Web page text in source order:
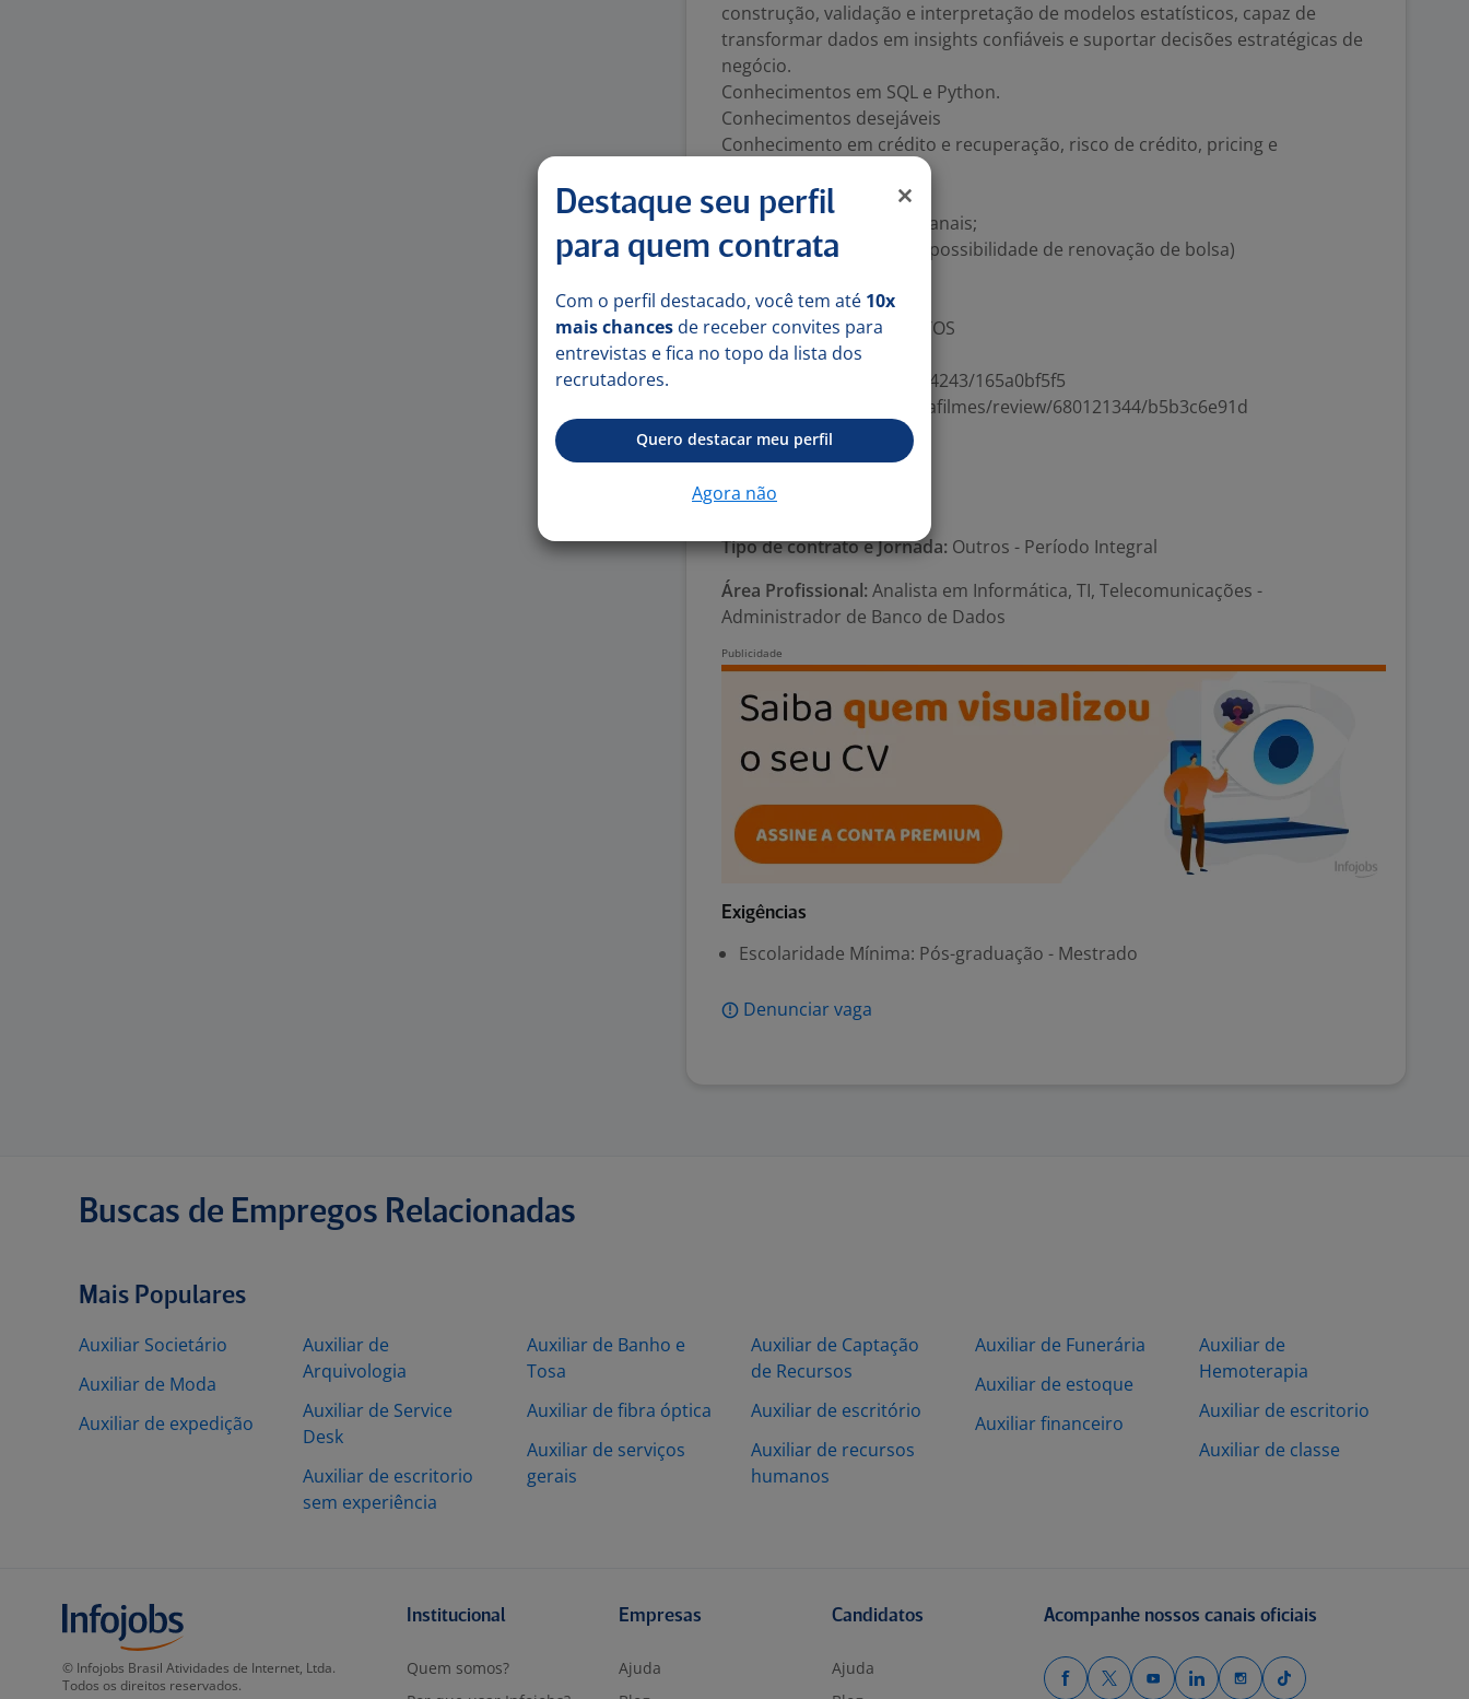
construção, validação e interpretação de modelos estatísticos, capaz de
transformar dados em insights confiáveis e suportar decisões estratégicas de
negócio.
Conhecimentos em SQL e Python.
Conhecimentos desejáveis
Conhecimento em crédito e recuperação, risco de crédito, pricing e
Informações adicionais:
Disponibilidade: 40h semanais;
Duração: 12 meses (com possibilidade de renovação de bolsa)
Atuação: Remota
Conheça o INOVA TALENTOS
https://vimeo.com/676464243/165a0bf5f5
https://vimeo.com/fabrikafilmes/review/680121344/b5b3c6e91d
(1329350344)
Número de vagas:
Tipo de contrato e Jornada: Outros - Período Integral
Área Profissional: Analista em Informática, TI, Telecomunicações -
Administrador de Banco de Dados
Exigências
Escolaridade Mínima: Pós-graduação - Mestrado
Denunciar vaga
Buscas de Empregos Relacionadas
Mais Populares
Auxiliar Societário
Auxiliar de Moda
Auxiliar de expedição
Auxiliar de
Arquivologia
Auxiliar de Service
Desk
Auxiliar de escritorio
sem experiência
Auxiliar de Banho e
Tosa
Auxiliar de fibra óptica
Auxiliar de serviços
gerais
Auxiliar de Captação
de Recursos
Auxiliar de escritório
Auxiliar de recursos
humanos
Auxiliar de Funerária
Auxiliar de estoque
Auxiliar financeiro
Auxiliar de
Hemoterapia
Auxiliar de escritorio
Auxiliar de classe
Destaque seu perfil
para quem contrata
Com o perfil destacado, você tem até 10x
mais chances de receber convites para
entrevistas e fica no topo da lista dos
recrutadores.
Quero destacar meu perfil
Agora não
© Infojobs Brasil Atividades de Internet, Ltda.
Todos os direitos reservados.
Institucional
Quem somos?
Empresas
Ajuda
Candidatos
Ajuda
Acompanhe nossos canais oficiais